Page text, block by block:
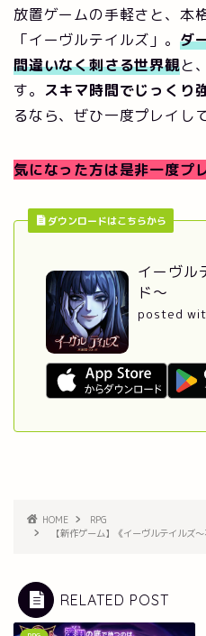
放置ゲームの手軽さと、本
「イーヴルテイルズ」。 ダ
間違いなく刺さる世界観と
す。 スキマ時間でじっくり
るなら、ぜひ一度プレイし
気になった方は是非一度プ
ダウンロードはこちらから
イーヴル
ド～
posted
HOME
RPG
【新作ゲーム】《イーヴルテイルズ
RELATED POST